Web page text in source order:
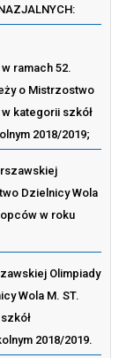
ramach 52.
o Mistrzostwo
w kategorii szkół
2018/2019;
Dzielnicy Wola
w roku
Olimpiady
Wola M. ST.
2018/2019.